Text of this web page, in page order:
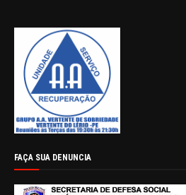
FAÇA SUA DENUNCIA